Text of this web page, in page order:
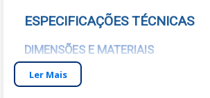
ESPECIFICAÇÕES TÉCNICAS
DIMENSÕES E MATERIAIS
Com dimensões compactas que otimizam
construída com aço inoxidável de
Ler Mais